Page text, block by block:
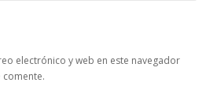
electrónico y web en este navegador